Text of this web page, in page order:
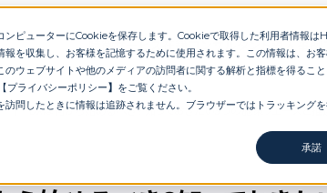
ンピューターにCookieを保存します。Cookieで取得した利用者情報
を収集し、お客様を記憶するために使用されます。この情報は、お
ウェブサイトや他のメディアの訪問者に関する解析と指標を得ること
プライバシーポリシー】 をご覧ください。
問したときに情報は追跡されません。ブラウザーではトラッキング
承諾
特徴サービス在籍コンサルタント導入事例
DXは何から始めるべき？知っておきたい3つの施策フェーズと推